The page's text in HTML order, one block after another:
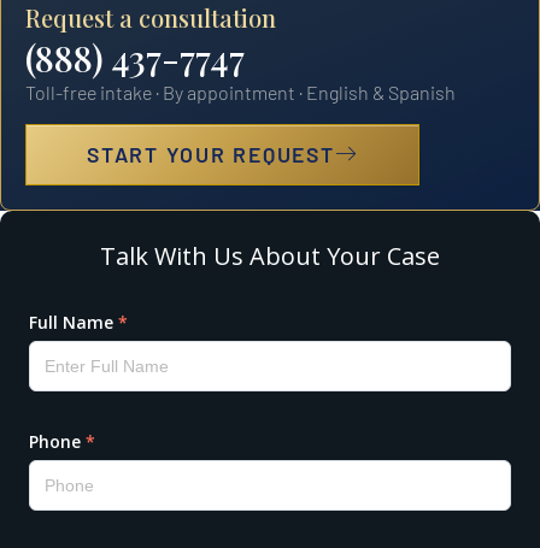
Request a consultation
(888) 437-7747
Toll-free intake · By appointment · English & Spanish
START YOUR REQUEST